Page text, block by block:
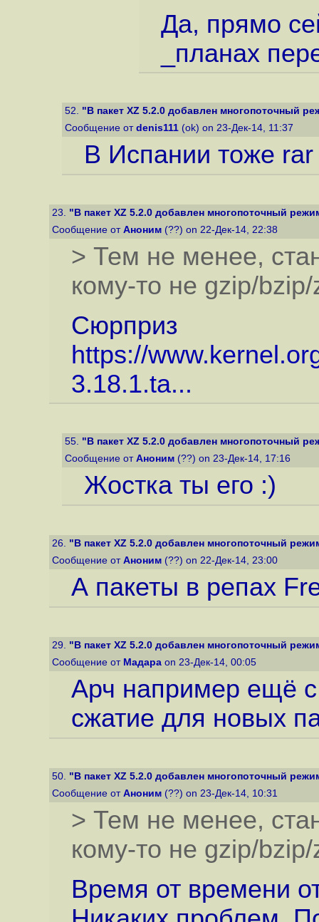
Да, прямо
_планах
52. "В пакет XZ 5.2.0 добавлен многопоточный
Сообщение от denis111 (ok) on 23-Дек-14, 11:37
В Испании тоже rar
23. "В пакет XZ 5.2.0 добавлен многопоточный
Сообщение от Аноним (??) on 22-Дек-14, 22:38
> Тем не менее,
кому-то не gzip/
Сюрприз
https://
3.18.1.ta...
55. "В пакет XZ 5.2.0 добавлен многопоточный
Сообщение от Аноним (??) on 23-Дек-14, 17:16
Жостка ты его :)
26. "В пакет XZ 5.2.0 добавлен многопоточный
Сообщение от Аноним (??) on 22-Дек-14, 23:00
А пакеты в репах
29. "В пакет XZ 5.2.0 добавлен многопоточный
Сообщение от Мадара on 23-Дек-14, 00:05
Арч например ещё
сжатие для новых
50. "В пакет XZ 5.2.0 добавлен многопоточный
Сообщение от Аноним (??) on 23-Дек-14, 10:31
> Тем не менее,
кому-то не gzip/
Время от времени